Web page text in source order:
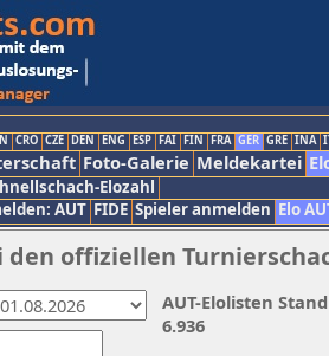
CRO CZE DEN ENG ESP FAI FIN FRA GER GRE INA
Foto-Galerie Meldekartei
Elozahl
AUT FIDE Spieler anmelden Elo
offiziellen
AUT-Elolisten
6.936